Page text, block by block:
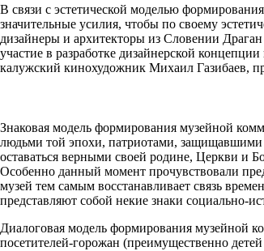
В связи с эстетической моделью
значительные усилия, чтобы по своему
дизайнеры и архитекторы из Словении
участие в разработке дизайнерской
калужский кинохудожник Михаил Газибаев,
Знаковая модель формирования музейной
людьми той эпохи, патриотами,
оставаться верными своей родине, Церкви и
Особенно данный момент прочувствовали
музей тем самым восстанавливает связь
представляют собой некие знаки социально-
Диалоговая модель формирования музейной
посетителей-горожан (преимущественно